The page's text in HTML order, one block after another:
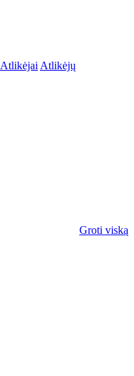
Atlikėjai Atlikėjų
Groti viską